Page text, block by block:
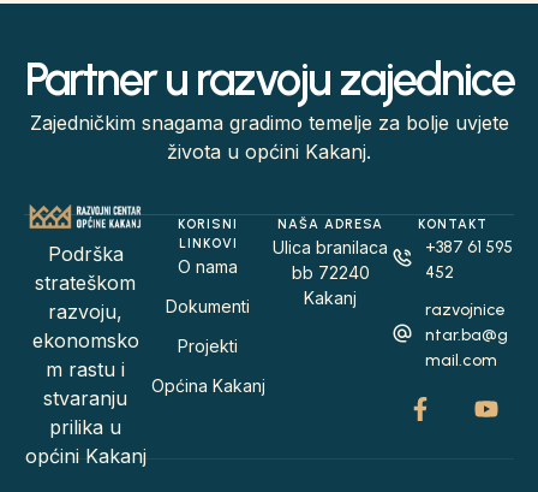
Partner u razvoju zajednice
Zajedničkim snagama gradimo temelje za bolje uvjete
života u općini Kakanj.
Podrška
strateškom
razvoju,
ekonomsko
m rastu i
stvaranju
prilika u
općini Kakanj
KORISNI
LINKOVI
O nama
Dokumenti
Projekti
Općina Kakanj
NAŠA ADRESA
Ulica branilaca
bb 72240
Kakanj
KONTAKT
+387 61 595
452
razvojnice
ntar.ba@g
mail.com